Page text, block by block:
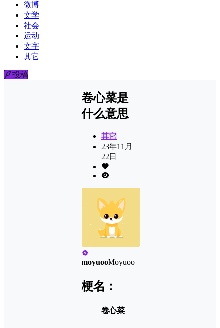
微博
文学
社会
运动
文字
其它
投稿
卷心菜是
什么意思
其它
23年11月
22日
moyuooMoyuoo
梗名：
卷心菜